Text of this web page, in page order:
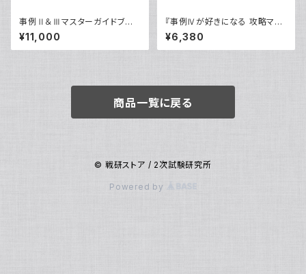
事例Ⅱ＆Ⅲマスターガイドブー
ストパック
¥11,000
『事例Ⅳが好きになる 攻略マス
ターガイド』
¥6,380
商品一覧に戻る
© 戦研ストア / 2次試験研究所
Powered by